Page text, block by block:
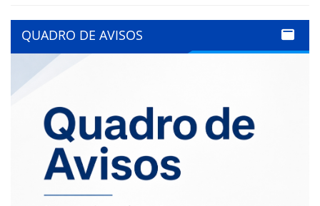
QUADRO DE AVISOS